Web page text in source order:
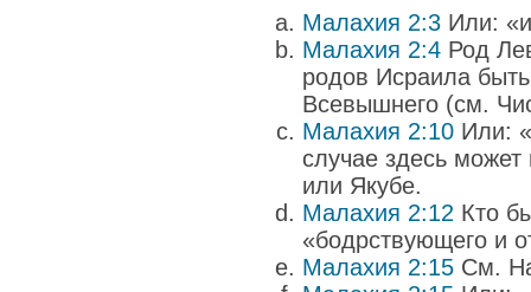
Малахия 2:3 Или:
Малахия 2:4 Род
родов Исраила
Всевышнего (см.
Малахия 2:10 Или:
случае здесь
или Якубе.
Малахия 2:12 Кто
«бодрствующего и
Малахия 2:15 См.